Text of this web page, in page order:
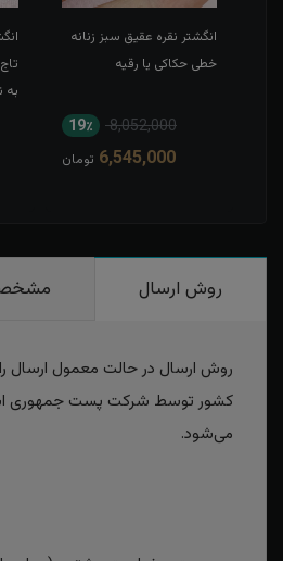
انگشتر نقره عقیق سبز زنانه
خطی حکاکی یا رقیه
8,052,000 19٪
6,545,000 تومان
به
روش ارسال
روش ارسال در حالت معمول ارسال
کشور توسط شرکت پست جمهوری
می‌شود.